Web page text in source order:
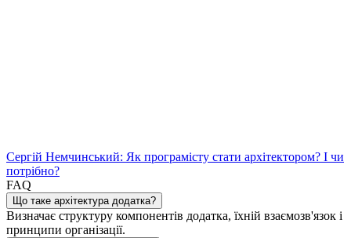
Сергій Немчинський: Як програмісту стати архітектором? І чи
потрібно?
FAQ
Що таке архітектура додатка?
Визначає структуру компонентів додатка, їхній взаємозв'язок і
принципи організації.